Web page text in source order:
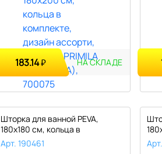
183.14₽ НА СКЛАДЕ
Шторка для ванной PEVA,
180х180 см, кольца в
комплекте,..
Арт. 190461